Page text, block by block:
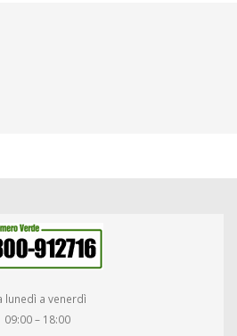
OGGETTI
lunedì a venerdì
09:00 – 18:00